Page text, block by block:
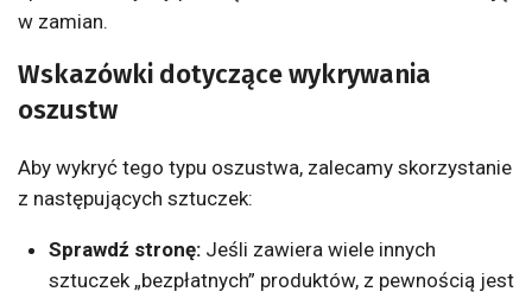
w zamian.
Wskazówki dotyczące wykrywania
oszustw
Aby wykryć tego typu oszustwa, zalecamy skorzystanie
z następujących sztuczek:
Sprawdź stronę:Jeśli zawiera wiele innych
sztuczek „bezpłatnych” produktów, z pewnością jest